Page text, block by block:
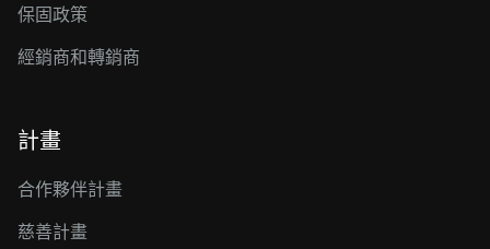
保固政策
經銷商和轉銷商
計畫
合作夥伴計畫
慈善計畫